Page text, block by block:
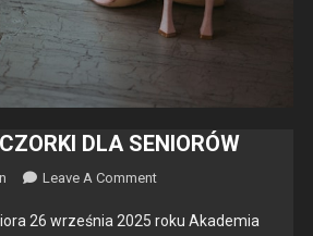
DLA SENIORÓW
Leave A CommentOn
WIECZORKI
26 wrześ­nia 2025 roku Akademia